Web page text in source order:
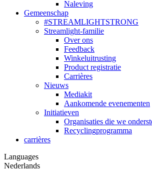
Naleving
Gemeenschap
#STREAMLIGHTSTRONG
Streamlight-familie
Over ons
Feedback
Winkeluitrusting
Product registratie
Carrières
Nieuws
Mediakit
Aankomende evenementen
Initiatieven
Organisaties die we
Recyclingprogramma
carrières
Languages
Nederlands